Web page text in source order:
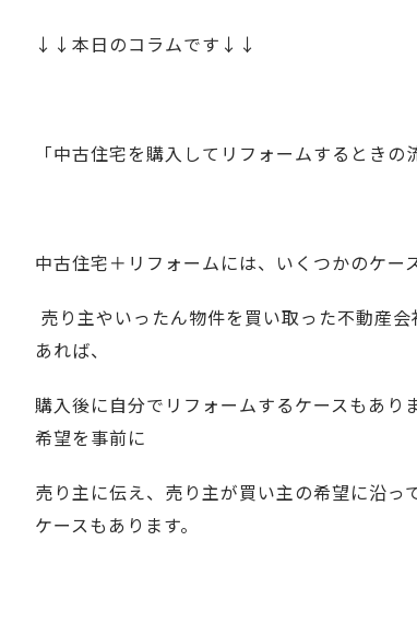
↓↓本日のコラムです↓↓
「中古住宅を購入してリフォームするときの
中古住宅＋リフォームには、いくつかのケー
売り主やいったん物件を買い取った不動産
あれば、
購入後に自分でリフォームするケースもあり
希望を事前に
売り主に伝え、売り主が買い主の希望に沿
ケースもあります。